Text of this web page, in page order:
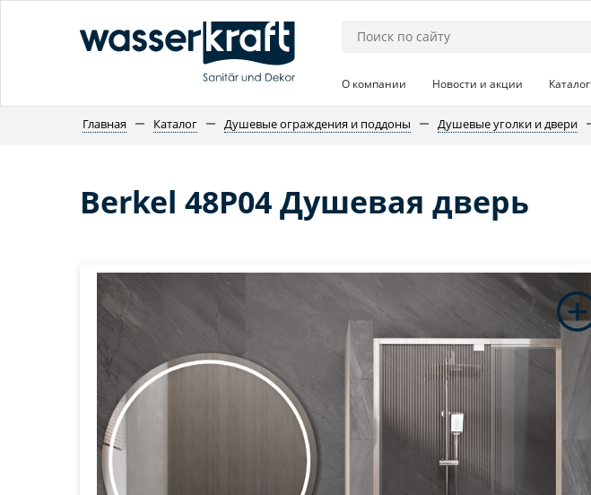
О компании Новости и акции Каталог
Главная Каталог Душевые ограждения и поддоны Душевые уголки и двери
Berkel 48P04 Душевая дверь